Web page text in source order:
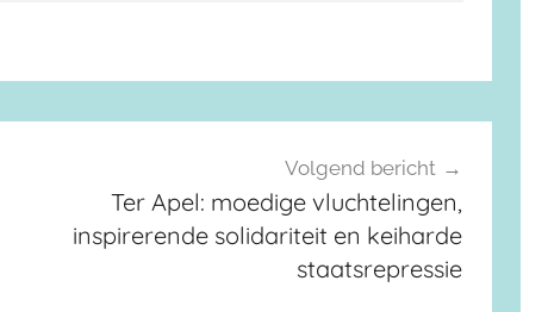
Volgend bericht
Ter Apel: moedige vluchtelingen,
inspirerende solidariteit en keiharde
staatsrepressie